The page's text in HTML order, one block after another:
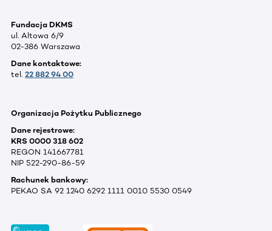
Fundacja DKMS
ul. Altowa 6/9
02-386 Warszawa
Dane kontaktowe:
tel. 22 882 94 00
Organizacja Pożytku Publicznego
Dane rejestrowe:
KRS 0000 318 602
REGON 141667781
NIP 522-290-86-59
Rachunek bankowy:
PEKAO SA 92 1240 6292 1111 0010 5530 0549